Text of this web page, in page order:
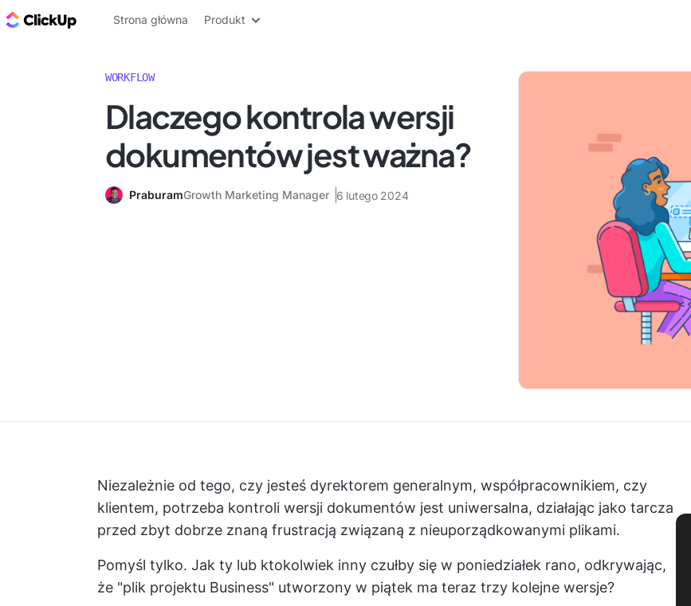
ClickUp Blog
Strona główna Produkt
WORKFLOW
Dlaczego kontrola wersji
dokumentów jest ważna?
PraburamGrowth Marketing Manager 6 lutego 2024
Niezależnie od tego, czy jesteś dyrektorem generalnym, współpracownikiem, czy
klientem, potrzeba kontroli wersji dokumentów jest uniwersalna, działając jako tarcza
przed zbyt dobrze znaną frustracją związaną z nieuporządkowanymi plikami.
Pomyśl tylko. Jak ty lub ktokolwiek inny czułby się w poniedziałek rano, odkrywając,
że "plik projektu Business" utworzony w piątek ma teraz trzy kolejne wersje?